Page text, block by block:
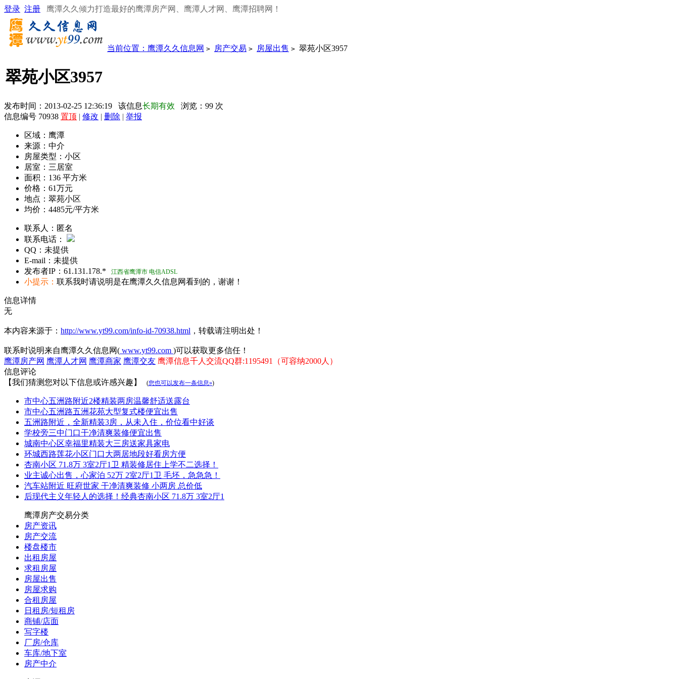
登录 注册 鹰潭久久倾力打造最好的鹰潭房产网、鹰潭人才网、鹰潭招聘网！
当前位置： 鹰潭久久信息网 > 房产交易 > 房屋出售 > 翠苑小区3957
翠苑小区3957
发布时间：2013-02-25 12:36:19 该信息长期有效 浏览： 99 次
信息编号 70938 置顶 | 修改 | 删除 | 举报
区域： 鹰潭
来源： 中介
房屋类型： 小区
居室： 三居室
面积： 136 平方米
价格： 61万元
地点： 翠苑小区
均价： 4485元/平方米
联系人： 匿名
联系电话：
QQ： 未提供
E-mail： 未提供
发布者IP： 61.131.178.* 江西省鹰潭市 电信ADSL
小提示： 联系我时请说明是在鹰潭久久信息网看到的，谢谢！
信息详情
无
本内容来源于： http://www.yt99.com/info-id-70938.html ，转载请注明出处！
联系时说明来自鹰潭久久信息网( www.yt99.com )可以获取更多信任！
鹰潭房产网 鹰潭人才网 鹰潭商家 鹰潭交友 鹰潭信息千人交流QQ群:1195491（可容纳2000人）
信息评论
【我们猜测您对以下信息或许感兴趣】
(您也可以发布一条信息»)
市中心五洲路附近2楼精装两房温馨舒适送露台
市中心五洲路五洲花苑大型复式楼便宜出售
五洲路附近，全新精装3房，从未入住，价位看中好谈
学校旁三中门口干净清爽装修便宜出售
城南中心区幸福里精装大三房送家具家电
环城西路莲花小区门口大两居地段好看房方便
杏南小区 71.8万 3室2厅1卫 精装修居住上学不二选择！
业主诚心出售，心家泊 52万 2室2厅1卫 毛坯，急急急！
汽车站附近 旺府世家 干净清爽装修 小两房 总价低
后现代主义年轻人的选择！经典杏南小区 71.8万 3室2厅1
鹰潭房产交易分类
房产资讯
房产交流
楼盘楼市
出租房屋
求租房屋
房屋出售
房屋求购
合租房屋
日租房/短租房
商铺/店面
写字楼
厂房/仓库
车库/地下室
房产中介